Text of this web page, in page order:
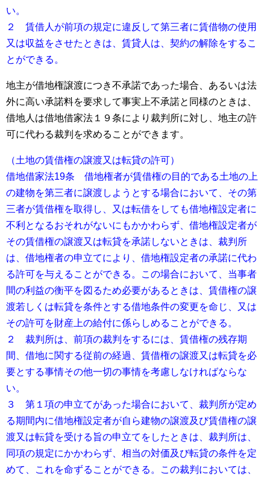
い。
２ 賃借人が前項の規定に違反して第三者に賃借物の使用
又は収益をさせたときは、賃貸人は、契約の解除をするこ
とができる。
地主が借地権譲渡につき不承諾であった場合、あるいは法
外に高い承諾料を要求して事実上不承諾と同様のときは、
借地人は借地借家法１９条により裁判所に対し、地主の許
可に代わる裁判を求めることができます。
（土地の賃借権の譲渡又は転貸の許可）
借地借家法19条 借地権者が賃借権の目的である土地の上
の建物を第三者に譲渡しようとする場合において、その第
三者が賃借権を取得し、又は転借をしても借地権設定者に
不利となるおそれがないにもかかわらず、借地権設定者が
その賃借権の譲渡又は転貸を承諾しないときは、裁判所
は、借地権者の申立てにより、借地権設定者の承諾に代わ
る許可を与えることができる。この場合において、当事者
間の利益の衡平を図るため必要があるときは、賃借権の譲
渡若しくは転貸を条件とする借地条件の変更を命じ、又は
その許可を財産上の給付に係らしめることができる。
２ 裁判所は、前項の裁判をするには、賃借権の残存期
間、借地に関する従前の経過、賃借権の譲渡又は転貸を必
要とする事情その他一切の事情を考慮しなければならな
い。
３ 第１項の申立てがあった場合において、裁判所が定め
る期間内に借地権設定者が自ら建物の譲渡及び賃借権の譲
渡又は転貸を受ける旨の申立てをしたときは、裁判所は、
同項の規定にかかわらず、相当の対価及び転貸の条件を定
めて、これを命ずることができる。この裁判においては、